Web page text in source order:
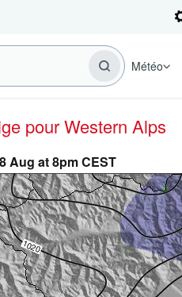
Météo
pour Western Alps
Aug at 8pm CEST